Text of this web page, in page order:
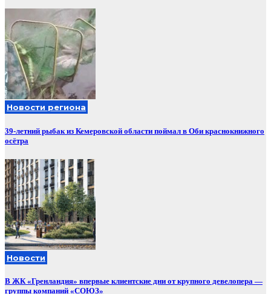
Новости региона
39-летний рыбак из Кемеровской области поймал в Оби краснокнижного
осётра
Новости
В ЖК «Гренландия» впервые клиентские дни от крупного девелопера —
группы компаний «СОЮЗ»